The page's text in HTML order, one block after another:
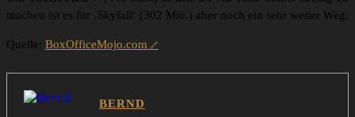
machen ist es für ‚Skyfall‘ (302 Mio.) aber noch ein sehr weiter Weg.
Quelle: BoxOfficeMojo.com
BERND